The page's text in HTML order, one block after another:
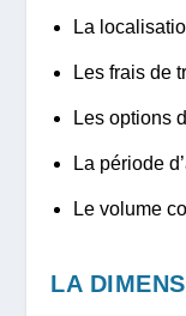
La
Les frais de
Les options
La période
Le volume
LA